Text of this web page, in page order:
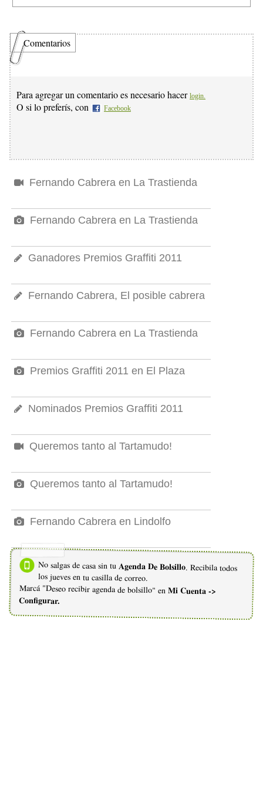
Comentarios
Para agregar un comentario es necesario hacer login.
O si lo preferís, con Facebook
Fernando Cabrera en La Trastienda
Fernando Cabrera en La Trastienda
Ganadores Premios Graffiti 2011
Fernando Cabrera, El posible cabrera
Fernando Cabrera en La Trastienda
Premios Graffiti 2011 en El Plaza
Nominados Premios Graffiti 2011
Queremos tanto al Tartamudo!
Queremos tanto al Tartamudo!
Fernando Cabrera en Lindolfo
No salgas de casa sin tu Agenda De Bolsillo. Recibila todos
los jueves en tu casilla de correo.
Marcá "Deseo recibir agenda de bolsillo" en Mi Cuenta ->
Configurar.